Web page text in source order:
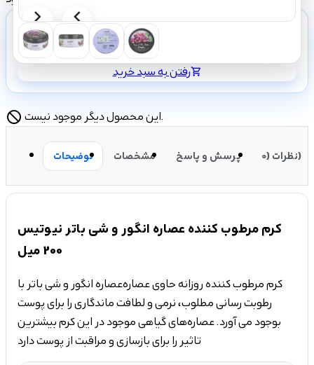
تصویر
قبلی
تصویر
بعدی
shopping_cart
رفتن به سبد خریدshopping_cart
block این محصول دیگر موجود نیست.
توضیحات مشخصات پرسش و پاسخ نظرات (0)
کرم مرطوب کننده عصاره انگور و شی باتر نیوتیس
200 میل
کرم مرطوب کننده روزانه حاوی عصاره عصاره انگور و شی باتر با
رطوبت رسانی مطلوب، نرمی و لطافت ماندگاری را برای پوست
بوجود می آورد. عصاره‌های گیاهی موجود در این کرم بیشترین
تاثیر را برای بازسازی و مراقبت از پوست دارد